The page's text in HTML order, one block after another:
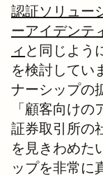
認証ソリュー
ーアイデンテ
ィ と同じよう
を検討してい
ナーシップの
「顧客向け
証券取引所の
を見きわめた
ップを非常に